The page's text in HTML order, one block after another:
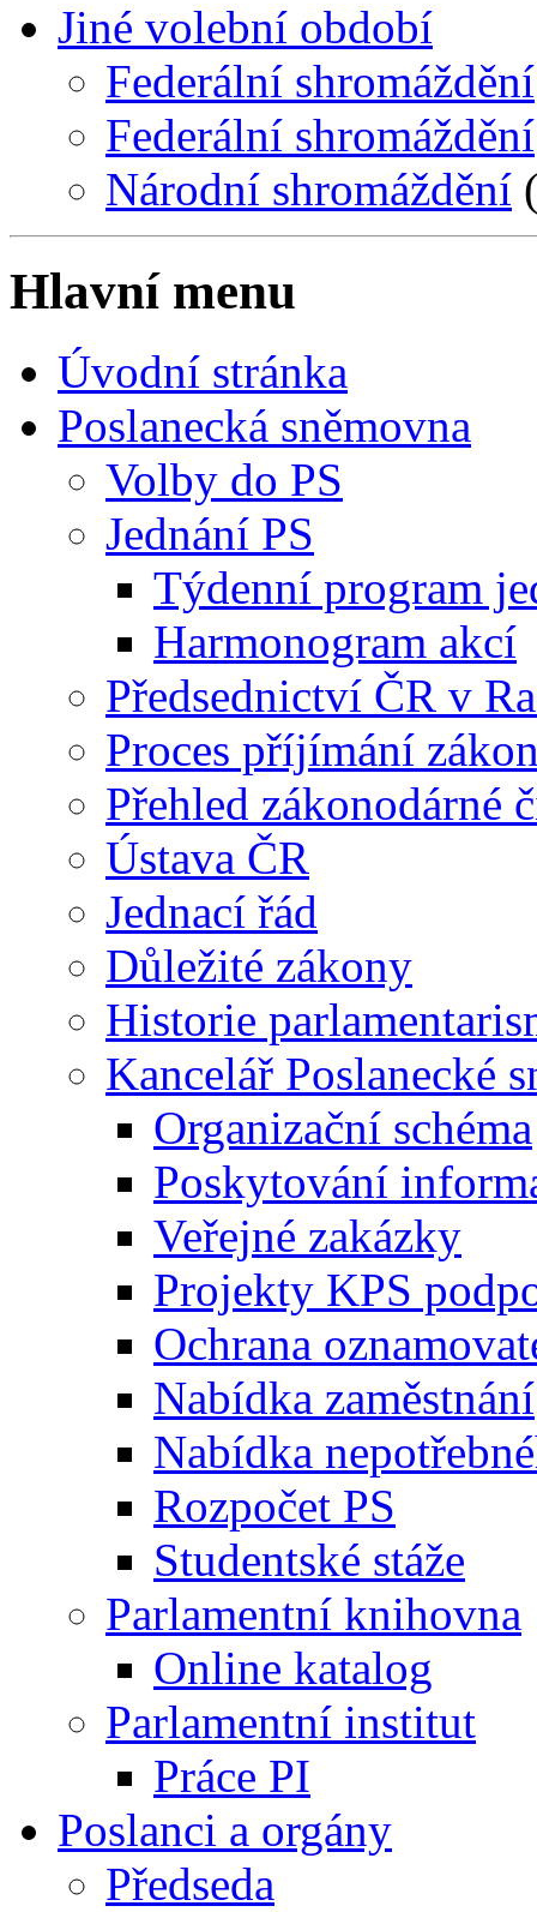
Jiné volební období
Federální shromáždění
Federální shromáždění
Národní shromáždění
Hlavní menu
Úvodní stránka
Poslanecká sněmovna
Volby do PS
Jednání PS
Týdenní program
Harmonogram akcí
Předsednictví ČR v
Proces příjímání
Přehled zákonodárné
Ústava ČR
Jednací řád
Důležité zákony
Historie
Kancelář Poslanecké
Organizační schéma
Poskytování
Veřejné zakázky
Projekty KPS
Ochrana
Nabídka zaměstnání
Nabídka
Rozpočet PS
Studentské stáže
Parlamentní knihovna
Online katalog
Parlamentní institut
Práce PI
Poslanci a orgány
Předseda